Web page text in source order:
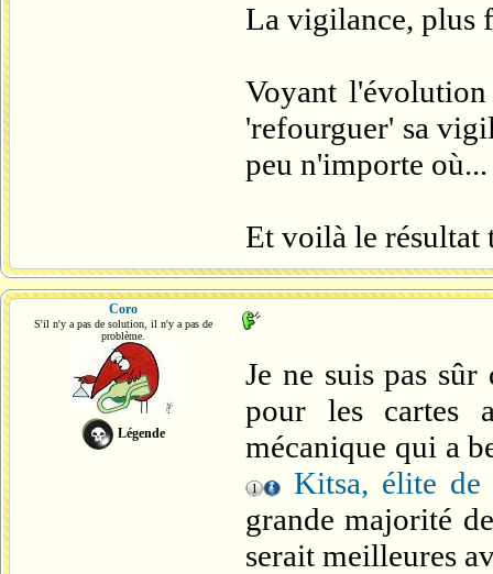
La vigilance, plus
Voyant l'évolution
'refourguer' sa
peu n'importe où...
Et voilà le résultat
Coro
S'il n'y a pas de solution, il n'y a pas de
problème.
Légende
Je ne suis pas
pour les cartes
mécanique qui a
Kitsa, élite de
grande majorité
serait meilleures